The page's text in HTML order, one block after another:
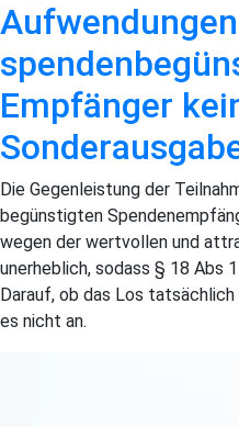
Empfänger
Die Gegenleistung der
begünstigten
wegen der wertvollen und
unerheblich, sodass § 18 Abs
Darauf, ob das Los
es nicht an.